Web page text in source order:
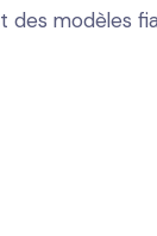
des modèles